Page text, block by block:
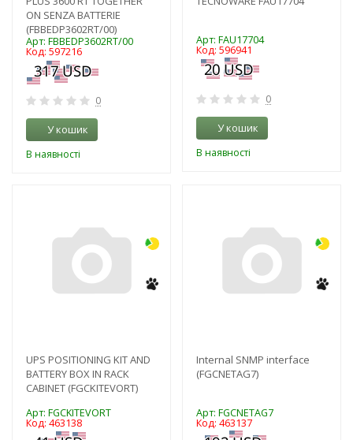
ON SENZA BATTERIE
(FBBEDP3602RT/00)
Арт: FBBEDP3602RT/00
Код: 597216
0
У кошик
В наявності
Арт: FAU17704
Код: 596941
0
У кошик
В наявності
UPS POSITIONING KIT AND
BATTERY BOX IN RACK
CABINET (FGCKITEVORT)
Арт: FGCKITEVORT
Код: 463138
Internal SNMP interface
(FGCNETAG7)
Арт: FGCNETAG7
Код: 463137